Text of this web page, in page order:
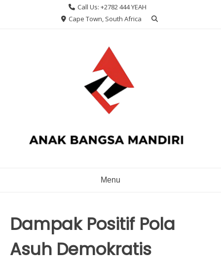
Call Us: +2782 444 YEAH
Cape Town, South Africa
Menu
Dampak Positif Pola
Asuh Demokratis